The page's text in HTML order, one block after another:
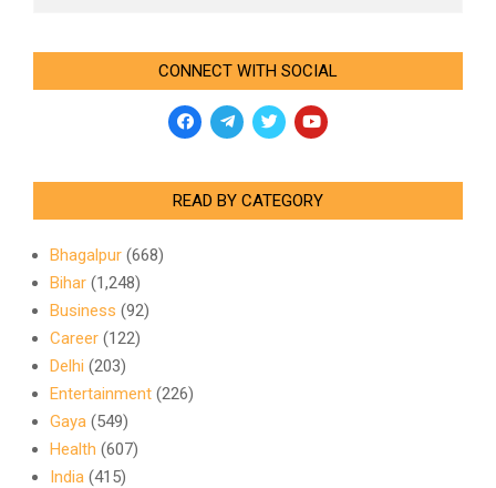
CONNECT WITH SOCIAL
READ BY CATEGORY
Bhagalpur (668)
Bihar (1,248)
Business (92)
Career (122)
Delhi (203)
Entertainment (226)
Gaya (549)
Health (607)
India (415)